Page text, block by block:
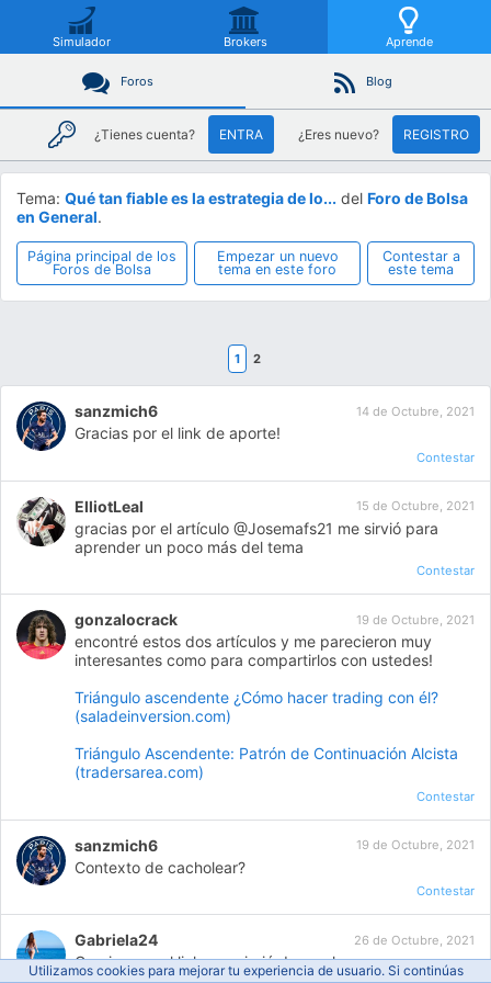
Simulador Brokers Aprende
Foros Blog
¿Tienes cuenta? ENTRA ¿Eres nuevo? REGISTRO
Tema: Qué tan fiable es la estrategia de lo... del Foro de Bolsa
en General.
Página principal de los
Foros de Bolsa
Empezar un nuevo
tema en este foro
Contestar a
este tema
1 2
sanzmich6 14 de Octubre, 2021
Gracias por el link de aporte!
Contestar
ElliotLeal 15 de Octubre, 2021
gracias por el artículo @Josemafs21 me sirvió para
aprender un poco más del tema
Contestar
gonzalocrack 19 de Octubre, 2021
encontré estos dos artículos y me parecieron muy
interesantes como para compartirlos con ustedes!
Triángulo ascendente ¿Cómo hacer trading con él?
(saladeinversion.com)
Triángulo Ascendente: Patrón de Continuación Alcista
(tradersarea.com)
Contestar
sanzmich6 19 de Octubre, 2021
Contexto de cacholear?
Contestar
Gabriela24 26 de Octubre, 2021
Gracias por el link, me sirvió de mucho
Utilizamos cookies para mejorar tu experiencia de usuario. Si continúas